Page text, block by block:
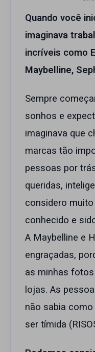
Quando você
imaginava
incríveis como
Maybelline,
Sempre
sonhos e
imaginava que
marcas tão
pessoas por
queridas,
considero
conhecido e
A Maybelline e
engraçadas,
as minhas
lojas. As
não sabia como
ser tímida